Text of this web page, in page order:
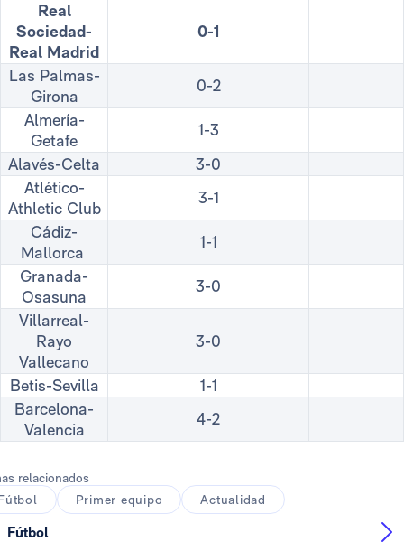
Real
Sociedad-
Real Madrid
0-1
Las Palmas-
Girona
0-2
Almería-
Getafe
1-3
Alavés-Celta
3-0
Atlético-
Athletic Club
3-1
Cádiz-
Mallorca
1-1
Granada-
Osasuna
3-0
Villarreal-
Rayo
Vallecano
3-0
Betis-Sevilla
1-1
Barcelona-
Valencia
4-2
relacionados
Primer equipo Actualidad
Fútbol